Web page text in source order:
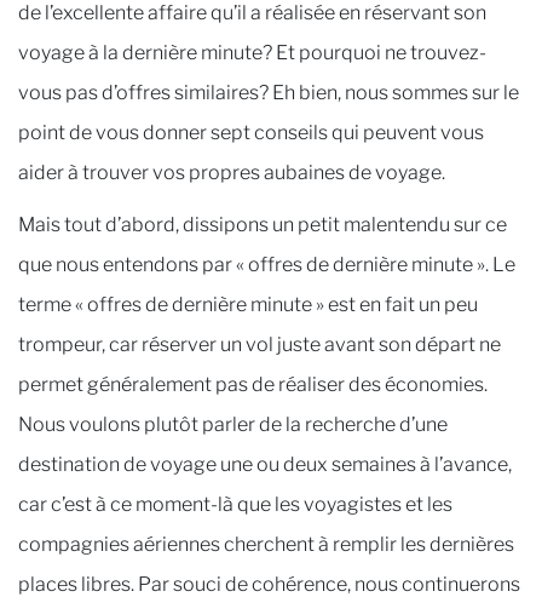
de l’excellente affaire qu’il a réalisée en réservant son
voyage à la dernière minute? Et pourquoi ne trouvez-
vous pas d’offres similaires? Eh bien, nous sommes sur le
point de vous donner sept conseils qui peuvent vous
aider à trouver vos propres aubaines de voyage.
Mais tout d’abord, dissipons un petit malentendu sur ce
que nous entendons par « offres de dernière minute ». Le
terme « offres de dernière minute » est en fait un peu
trompeur, car réserver un vol juste avant son départ ne
permet généralement pas de réaliser des économies.
Nous voulons plutôt parler de la recherche d’une
destination de voyage une ou deux semaines à l’avance,
car c’est à ce moment-là que les voyagistes et les
compagnies aériennes cherchent à remplir les dernières
places libres. Par souci de cohérence, nous continuerons